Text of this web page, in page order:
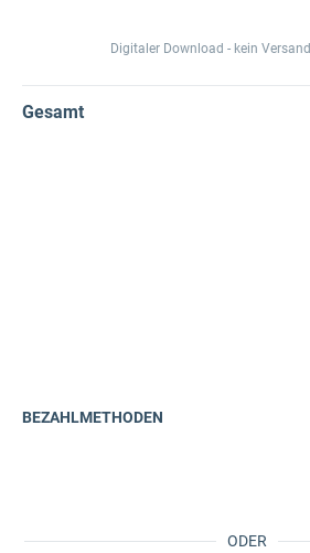
Digitaler Download - kein Versand
Gesamt
ODER
BEZAHLMETHODEN